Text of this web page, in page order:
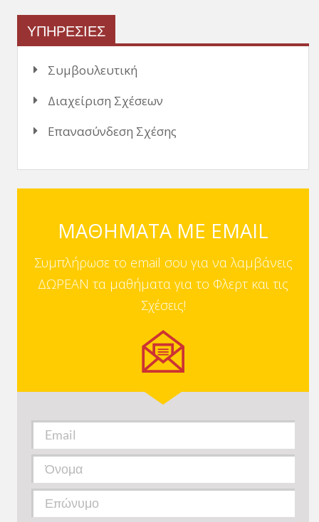
ΥΠΗΡΕΣΙΕΣ
Συμβουλευτική
Διαχείριση Σχέσεων
Επανασύνδεση Σχέσης
ΜΑΘΗΜΑΤΑ ΜΕ EMAIL
Συμπλήρωσε το email σου για να λαμβάνεις
ΔΩΡΕΑΝ τα μαθήματα για το Φλερτ και τις
Σχέσεις!